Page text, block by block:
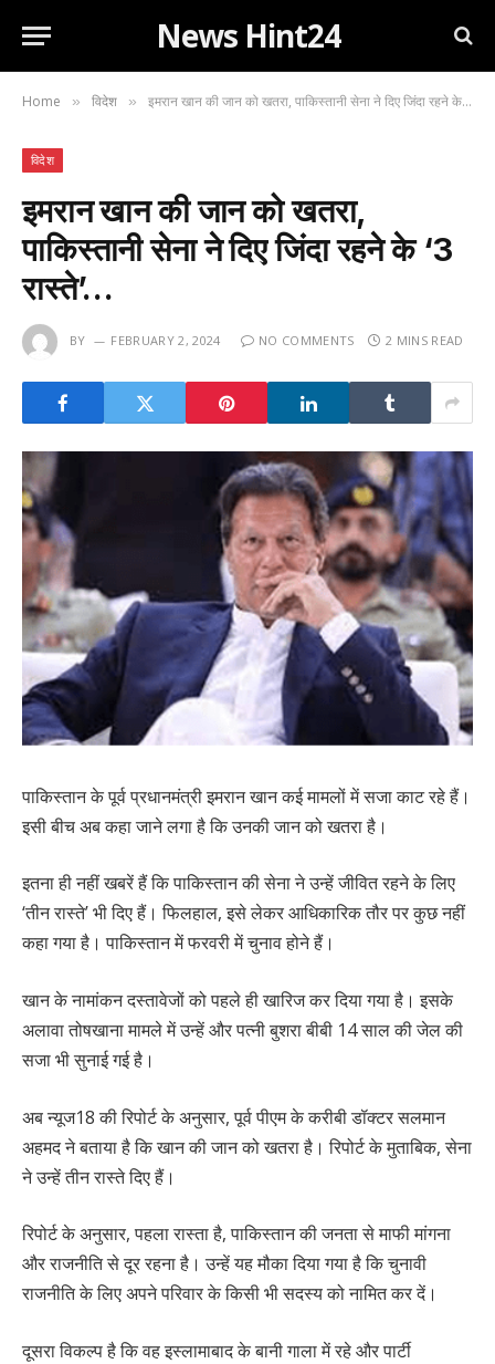
News Hint24
Home » विदेश » इमरान खान की जान को खतरा, पाकिस्तानी सेना ने दिए जिंदा रहने के ‘3 रास्ते’…
विदेश
इमरान खान की जान को खतरा,
पाकिस्तानी सेना ने दिए जिंदा रहने के ‘3
रास्ते’…
BY FEBRUARY 2, 2024 NO COMMENTS 2 MINS READ
पाकिस्तान के पूर्व प्रधानमंत्री इमरान खान कई मामलों में सजा काट रहे हैं।
इसी बीच अब कहा जाने लगा है कि उनकी जान को खतरा है।
इतना ही नहीं खबरें हैं कि पाकिस्तान की सेना ने उन्हें जीवित रहने के लिए
‘तीन रास्ते’ भी दिए हैं। फिलहाल, इसे लेकर आधिकारिक तौर पर कुछ नहीं
कहा गया है। पाकिस्तान में फरवरी में चुनाव होने हैं।
खान के नामांकन दस्तावेजों को पहले ही खारिज कर दिया गया है। इसके
अलावा तोषखाना मामले में उन्हें और पत्नी बुशरा बीबी 14 साल की जेल की
सजा भी सुनाई गई है।
अब न्यूज18 की रिपोर्ट के अनुसार, पूर्व पीएम के करीबी डॉक्टर सलमान
अहमद ने बताया है कि खान की जान को खतरा है। रिपोर्ट के मुताबिक, सेना
ने उन्हें तीन रास्ते दिए हैं।
रिपोर्ट के अनुसार, पहला रास्ता है, पाकिस्तान की जनता से माफी मांगना
और राजनीति से दूर रहना है। उन्हें यह मौका दिया गया है कि चुनावी
राजनीति के लिए अपने परिवार के किसी भी सदस्य को नामित कर दें।
दूसरा विकल्प है कि वह इस्लामाबाद के बानी गाला में रहे और पार्टी